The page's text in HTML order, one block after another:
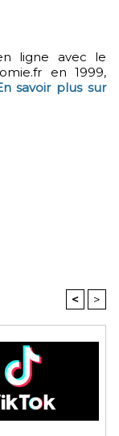
ligne avec le
en 1999,
savoir plus sur
< >